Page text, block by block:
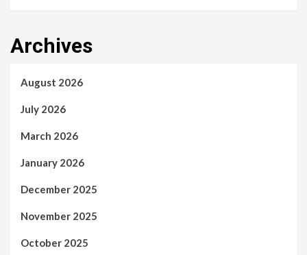
Archives
August 2026
July 2026
March 2026
January 2026
December 2025
November 2025
October 2025